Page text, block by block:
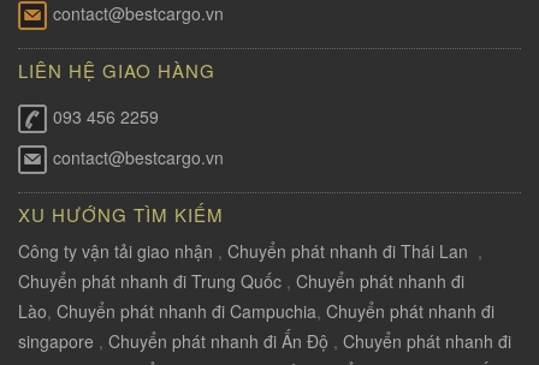
contact@bestcargo.vn
LIÊN HỆ GIAO HÀNG
093 456 2259
contact@bestcargo.vn
XU HƯỚNG TÌM KIẾM
Công ty vận tải giao nhận , Chuyển phát nhanh đi Thái Lan ,
Chuyển phát nhanh đi Trung Quốc , Chuyển phát nhanh đi
Lào, Chuyển phát nhanh đi Campuchia, Chuyển phát nhanh đi
singapore , Chuyển phát nhanh đi Ấn Độ , Chuyển phát nhanh đi